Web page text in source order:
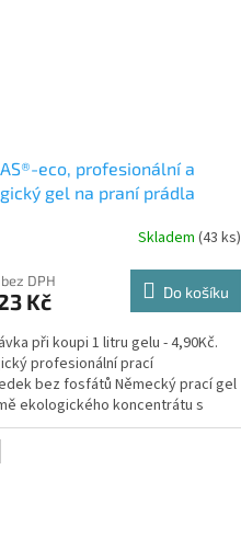
eco, profesionální a
gel na praní prádla
Skladem (43 ks)
DPH
Kč Do košíku
při koupi 1 litru gelu - 4,90Kč.
profesionální prací
bez fosfátů Německý prací gel
ekologického koncentrátu s
Vynikající...